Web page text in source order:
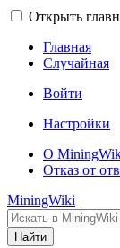
Открыть
Главная
Случайная
Войти
Настройки
О
Отказ от
MiningWiki
Найти